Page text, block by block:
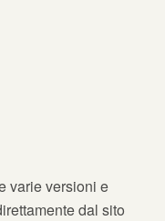
varie versioni e
dal sito